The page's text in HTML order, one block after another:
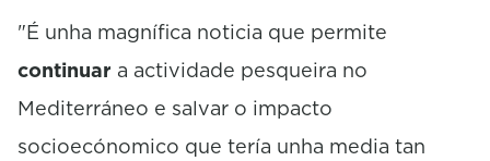
"É unha magnífica noticia que permite
continuar a actividade pesqueira no
Mediterráneo e salvar o impacto
socioecónomico que tería unha media tan